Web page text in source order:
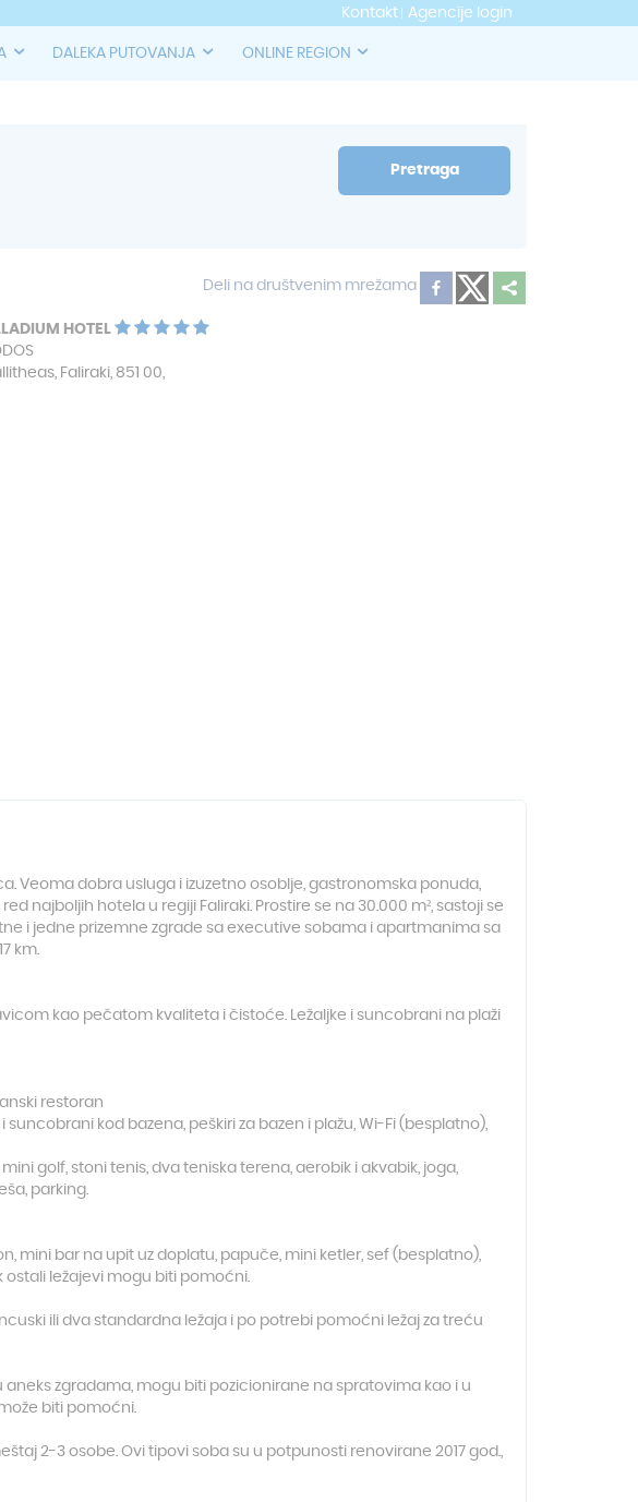
Kontakt Agencije login
DALEKA PUTOVANJA ONLINE REGION
Pretraga
Deli na društvenim mrežama
HOTEL
Faliraki, 851 00,
Veoma dobra usluga i izuzetno osoblje, gastronomska ponuda,
najboljih hotela u regiji Faliraki. Prostire se na 30.000 m², sastoji se
i jedne prizemne zgrade sa executive sobama i apartmanima sa
km.
kao pečatom kvaliteta i čistoće. Ležaljke i suncobrani na plaži
restoran
i suncobrani kod bazena, peškiri za bazen i plažu, Wi-Fi (besplatno),
golf, stoni tenis, dva teniska terena, aerobik i akvabik, joga,
parking.
mini bar na upit uz doplatu, papuče, mini ketler, sef (besplatno),
ostali ležajevi mogu biti pomoćni.
ili dva standardna ležaja i po potrebi pomoćni ležaj za treću
aneks zgradama, mogu biti pozicionirane na spratovima kao i u
biti pomoćni.
2-3 osobe. Ovi tipovi soba su u potpunosti renovirane 2017 god.,